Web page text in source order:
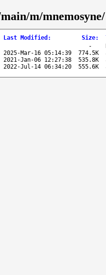
m/mnemosyne/
Last Modified : Size:
-
2025-Mar-16 05:14:39 774.5K
2021-Jan-06 12:27:38 535.8K
2022-Jul-14 06:34:20 555.6K